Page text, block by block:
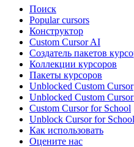
Поиск
Popular cursors
Конструктор
Custom Cursor AI
Создатель пакетов
Коллекции курсоров
Пакеты курсоров
Unblocked Custom Cursor
Unblocked Custom
Custom Cursor for School
Unblock Cursor for School
Как использовать
Оцените нас